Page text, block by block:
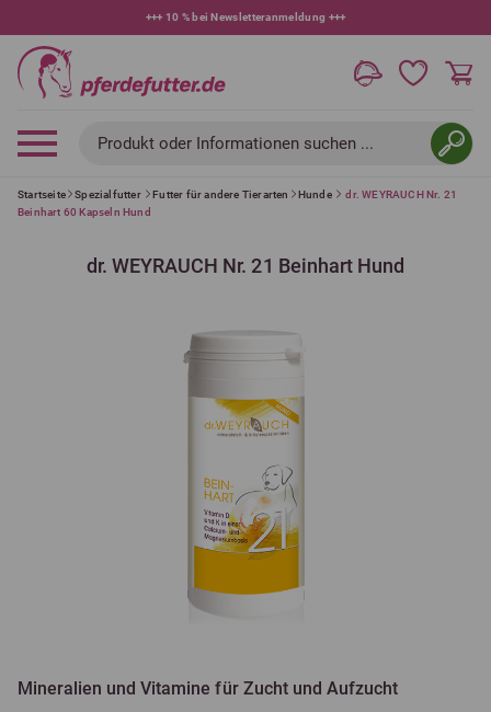
+++ 10 % bei Newsletteranmeldung +++
Produkt oder Informationen suchen ...
Startseite Spezialfutter Futter für andere Tierarten Hunde
dr. WEYRAUCH Nr. 21
Beinhart 60 Kapseln Hund
dr. WEYRAUCH Nr. 21 Beinhart Hund
Mineralien und Vitamine für Zucht und Aufzucht